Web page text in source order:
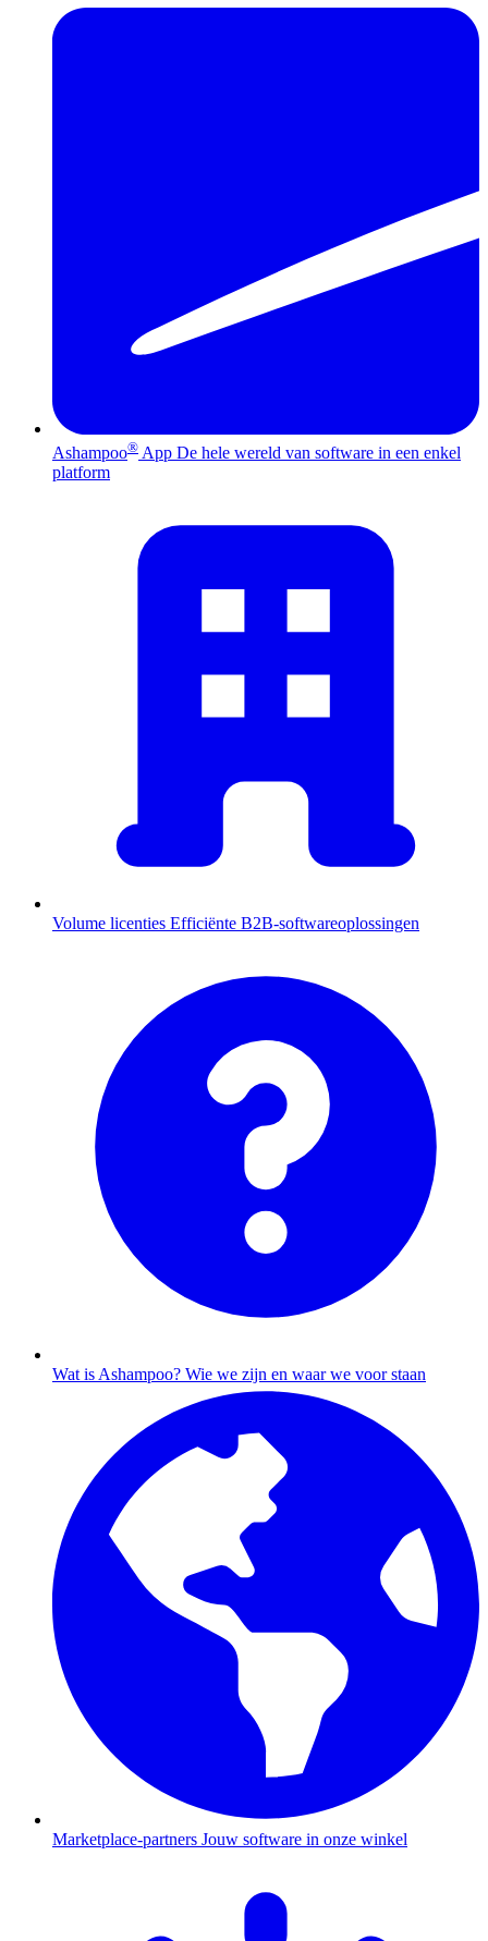
Ashampoo® App De hele wereld van software in een enkel
platform
Volume licenties Efficiënte B2B-softwareoplossingen
Wat is Ashampoo? Wie we zijn en waar we voor staan
Marketplace-partners Jouw software in onze winkel